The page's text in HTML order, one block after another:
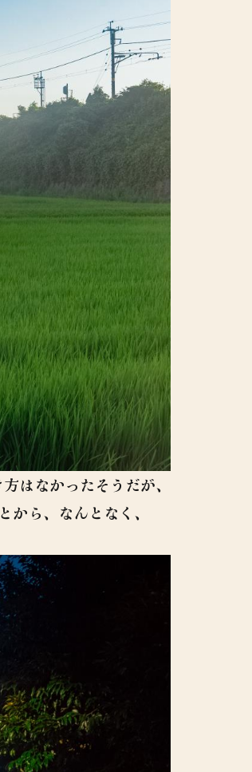
はなかったそうだが、
ら、なんとなく、